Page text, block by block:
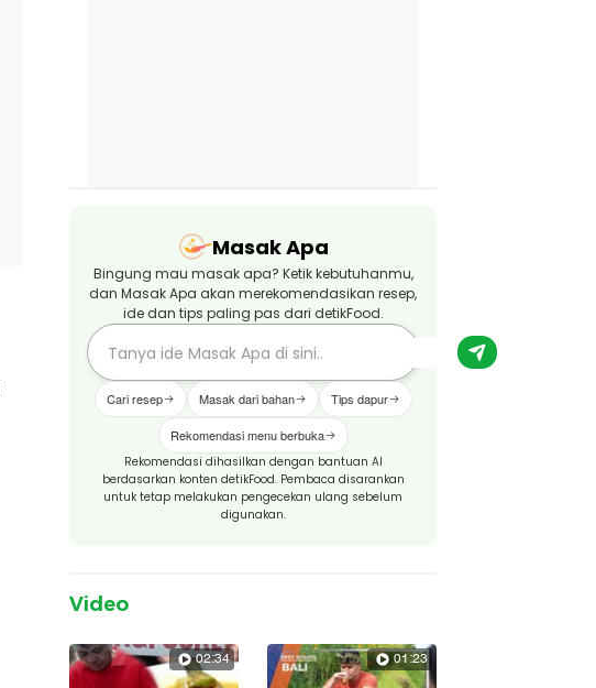
Masak Apa
Bingung mau masak apa? Ketik kebutuhanmu,
dan Masak Apa akan merekomendasikan resep,
ide dan tips paling pas dari detikFood.
Cari resep Masak dari bahan Tips dapur
Rekomendasi menu berbuka
Rekomendasi dihasilkan dengan bantuan AI
berdasarkan konten detikFood. Pembaca disarankan
untuk tetap melakukan pengecekan ulang sebelum
digunakan.
Video
02:34 01:23